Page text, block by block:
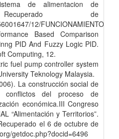
de alimentacion de
de
12/FUNCIONAMIENTO
Based Comparison
PID And Fuzzy Logic PID.
Computing, 12.
fuel pump controller system
Teknology Malaysia.
La construcción social de
conflictos del proceso de
económica.III Congreso
“Alimentación y Territorios”.
el 6 de octubre de
getdoc.php?docid=6496